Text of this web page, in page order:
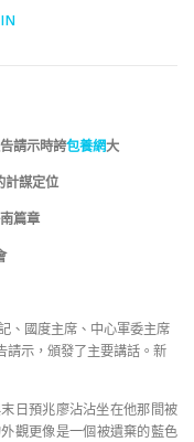
請示時誇包養網大
計謀定位
篇章
國度主席、中心軍委主席
請示，頒發了主要講話。新
日預兆廖沾沾坐在他那間被
觀更像是一個被遺棄的藍色